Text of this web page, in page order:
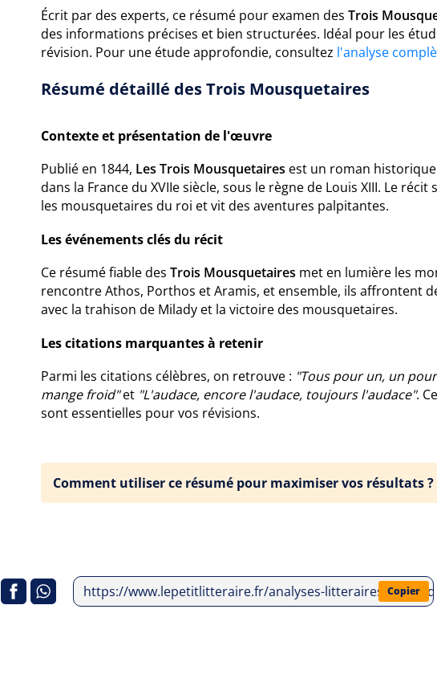
Écrit par des experts, ce résumé pour examen des Trois
des informations précises et bien structurées. Idéal pour les
révision. Pour une étude approfondie, consultez l'analyse
Résumé détaillé des Trois Mousquetaires
Contexte et présentation de l'œuvre
Publié en 1844, Les Trois Mousquetaires est un roman
dans la France du XVIIe siècle, sous le règne de Louis XIII. Le
les mousquetaires du roi et vit des aventures palpitantes.
Les événements clés du récit
Ce résumé fiable des Trois Mousquetaires met en lumière les
rencontre Athos, Porthos et Aramis, et ensemble, ils affrontent
avec la trahison de Milady et la victoire des mousquetaires.
Les citations marquantes à retenir
Parmi les citations célèbres, on retrouve : "Tous pour un, un
mange froid"et "L'audace, encore l'audace, toujours l'audace".
sont essentielles pour vos révisions.
Comment utiliser ce résumé pour maximiser vos résultats ?
https://www.lepetitlitteraire.fr/analyses-litteraires/ Copier